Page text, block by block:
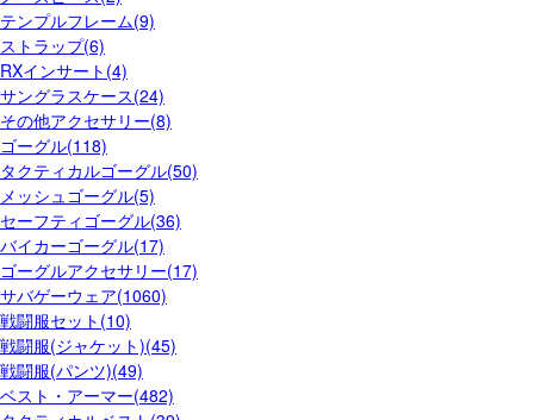
テンプルフレーム(9)
ストラップ(6)
RXインサート(4)
サングラスケース(24)
その他アクセサリー(8)
ゴーグル(118)
タクティカルゴーグル(50)
メッシュゴーグル(5)
セーフティゴーグル(36)
バイカーゴーグル(17)
ゴーグルアクセサリー(17)
サバゲーウェア(1060)
戦闘服セット(10)
戦闘服(ジャケット)(45)
戦闘服(パンツ)(49)
ベスト・アーマー(482)